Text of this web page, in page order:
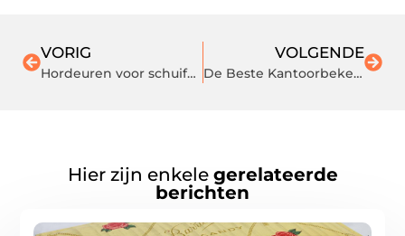
VORIG
Hordeuren voor schuifpuien: Een praktische en stijlvolle oplossing
VOLGENDE
De Beste Kantoorbekers voor Lange Vergaderingen
Hier zijn enkele gerelateerde
berichten